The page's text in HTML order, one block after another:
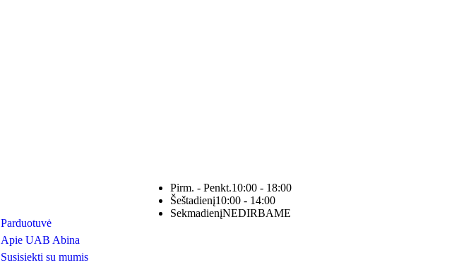
Parduotuvė
Apie UAB Abina
Susisiekti su mumis
Pirm. - Penkt.10:00 - 18:00
Šeštadienį10:00 - 14:00
SekmadienįNEDIRBAME